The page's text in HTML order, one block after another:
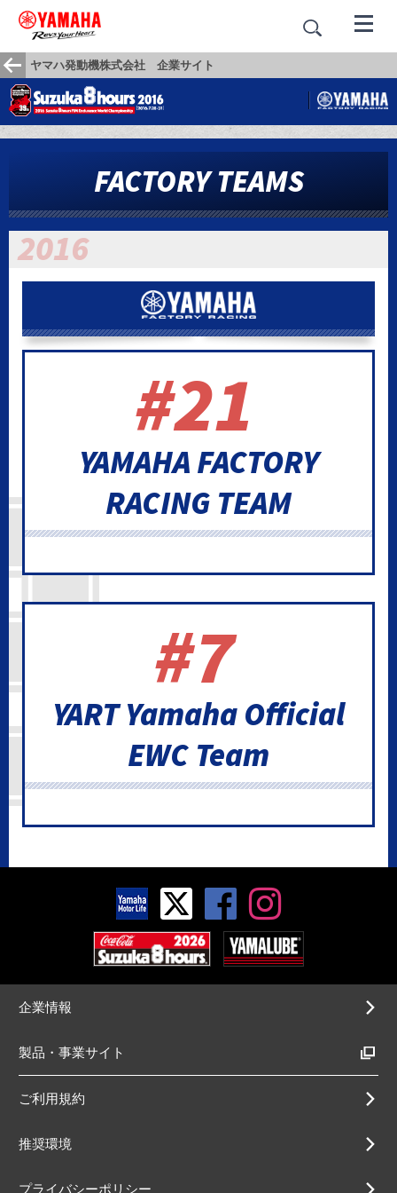
ヤマハ発動機株式会社 企業サイト
FACTORY TEAMS
#21
YAMAHA FACTORY
RACING TEAM
#7
YART Yamaha Official
EWC Team
企業情報
製品・事業サイト
ご利用規約
推奨環境
プライバシーポリシー